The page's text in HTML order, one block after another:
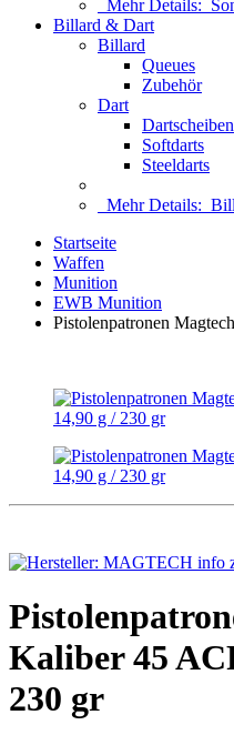
Mehr Details:
Billard & Dart
Billard
Queues
Zubehör
Dart
Dartscheiben
Softdarts
Steeldarts
Mehr Details:
Startseite
Waffen
Munition
EWB Munition
Pistolenpatronen
Kaliber 45
230 gr